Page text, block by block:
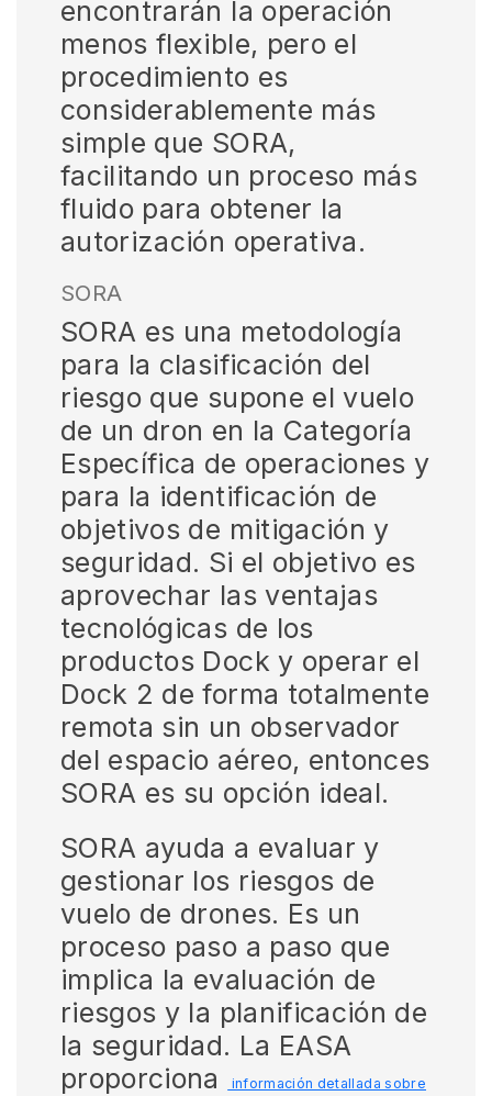
encontrarán la operación
menos flexible, pero el
procedimiento es
considerablemente más
simple que SORA,
facilitando un proceso más
fluido para obtener la
autorización operativa.
SORA
SORA es una metodología
para la clasificación del
riesgo que supone el vuelo
de un dron en la Categoría
Específica de operaciones y
para la identificación de
objetivos de mitigación y
seguridad. Si el objetivo es
aprovechar las ventajas
tecnológicas de los
productos Dock y operar el
Dock 2 de forma totalmente
remota sin un observador
del espacio aéreo, entonces
SORA es su opción ideal.
SORA ayuda a evaluar y
gestionar los riesgos de
vuelo de drones. Es un
proceso paso a paso que
implica la evaluación de
riesgos y la planificación de
la seguridad. La EASA
proporciona
información detallada sobre